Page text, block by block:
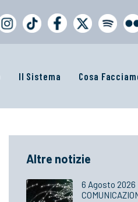
Il Sistema Cosa
Altre notizie
6 Agosto 2026